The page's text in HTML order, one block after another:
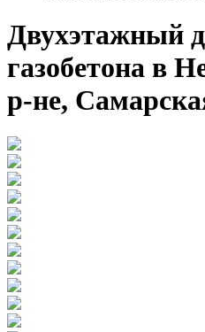
Двухэтажный
газобетона в
р-не,